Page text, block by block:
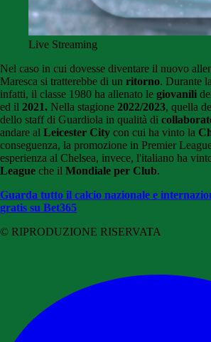
Live Streaming
Nel caso in cui dovesse diventare il nuovo
Maresca si tratterebbe di un ritorno. Durante
infatti, il classe 1980 ha allenato le giovanili
ed il 2021. Nella stagione 2022/2023, quella
dello staff di Guardiola in qualità di
andare al Leicester City con cui ha vinto la
conseguenza, la promozione in Premier
esperienza al Chelsea, invece, l'italiano ha
League che il Mondiale per Club.
Guarda tutto il calcio nazionale e
gratis su Bet365
© RIPRODUZIONE RISERVATA